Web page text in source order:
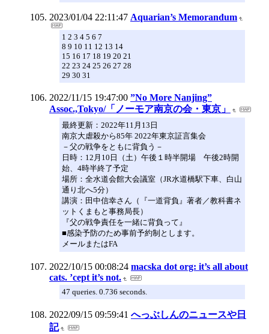
2023/01/04 22:11:47 Aquarian’s Memorandum
1 2 3 4 5 6 7
8 9 10 11 12 13 14
15 16 17 18 19 20 21
22 23 24 25 26 27 28
29 30 31
2022/11/15 19:47:00 ”No More Nanjing”
Assoc.,Tokyo/「ノーモア南京の会・東京」
最終更新：2022年11月13日
南京大虐殺から85年 2022年東京証言集会
－父の戦争をともに背負う－
日時：12月10日（土）午後１時半開場 午後2時開
始、4時半終了予定
場所：全水道会館大会議室（JR水道橋駅下車、白山
通り北へ5分）
講演：田中信幸さん（『一道背負』著者／教科書ネ
ットくまもと事務局長）
『父の戦争責任を一緒に背負って』
■感染予防のため事前予約制とします。
メールまたはFA
2022/10/15 00:08:24 macska dot org: it’s all about
cats. ’cept it’s not.
47 queries. 0.736 seconds.
2022/09/15 09:59:41 へっぶしんのニュースや日
記